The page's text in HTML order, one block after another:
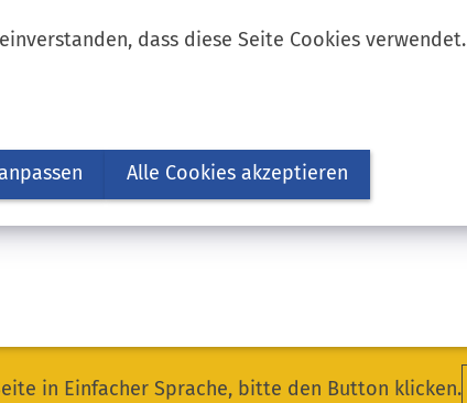
dass diese Seite Cookies verwendet.
Alle Cookies akzeptieren
in Einfacher Sprache, bitte den Button klicken.